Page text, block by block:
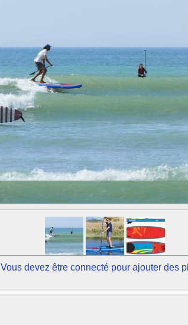
Vous devez être connecté pour ajouter des